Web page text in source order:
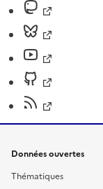
Données ouvertes
Thématiques